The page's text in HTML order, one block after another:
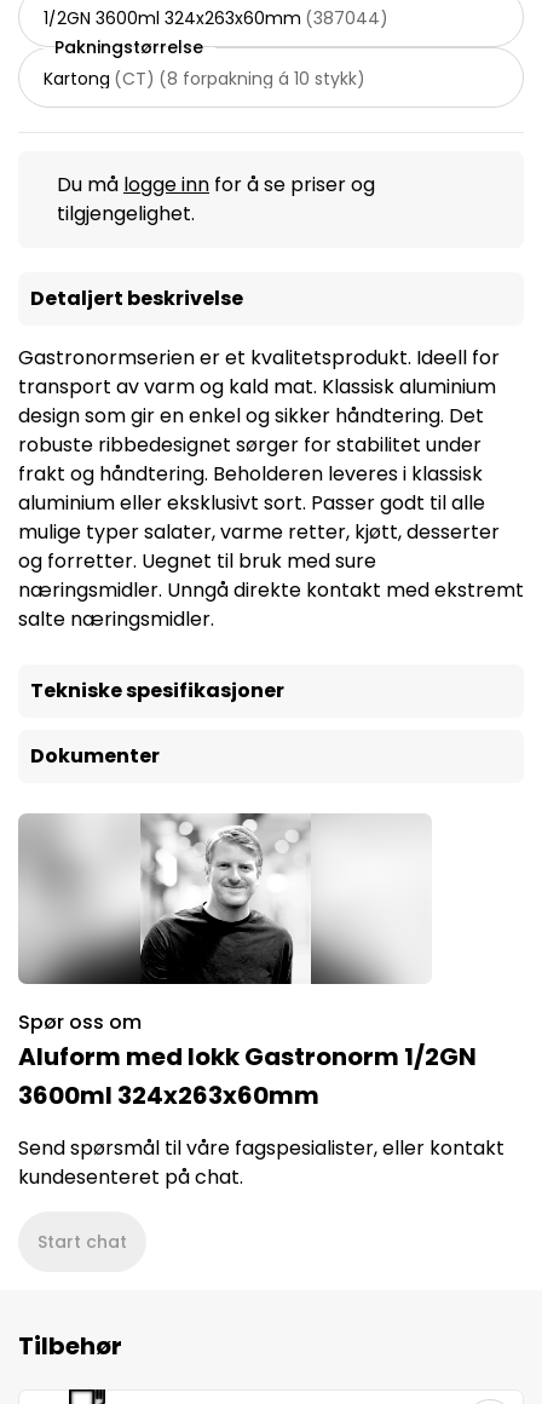
1/2GN 3600ml 324x263x60mm (387044)
Pakningstørrelse
Kartong (CT) (8 forpakning á 10 stykk)
Du må logge inn for å se priser og
tilgjengelighet.
Detaljert beskrivelse
Gastronormserien er et kvalitetsprodukt. Ideell for
transport av varm og kald mat. Klassisk aluminium
design som gir en enkel og sikker håndtering. Det
robuste ribbedesignet sørger for stabilitet under
frakt og håndtering. Beholderen leveres i klassisk
aluminium eller eksklusivt sort. Passer godt til alle
mulige typer salater, varme retter, kjøtt, desserter
og forretter. Uegnet til bruk med sure
næringsmidler. Unngå direkte kontakt med ekstremt
salte næringsmidler.
Tekniske spesifikasjoner
Dokumenter
Spør oss om
Aluform med lokk Gastronorm 1/2GN
3600ml 324x263x60mm
Send spørsmål til våre fagspesialister, eller kontakt
kundesenteret på chat.
Start chat
Tilbehør